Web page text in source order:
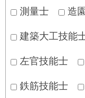
測量士 造
建築大工技能
左官技能士
鉄筋技能士